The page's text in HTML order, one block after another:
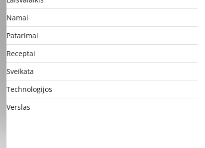
Namai
Patarimai
Receptai
Sveikata
Technologijos
Verslas